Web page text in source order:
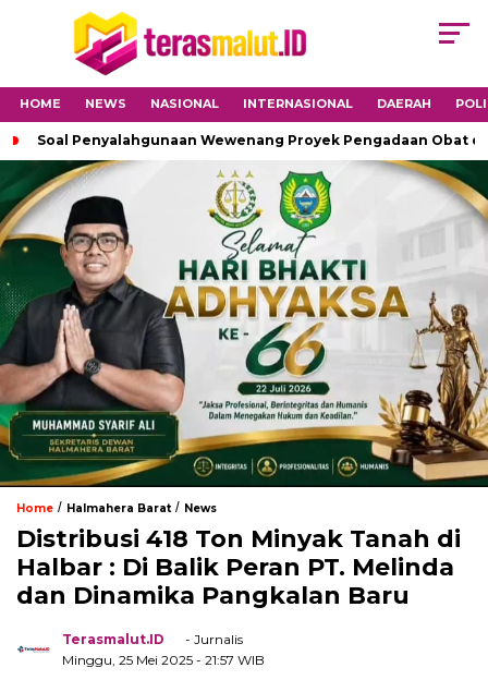
HOME NEWS NASIONAL INTERNASIONAL DAERAH
Soal Penyalahgunaan Wewenang Proyek Pengadaan Obat
Home / Halmahera Barat/ News
Distribusi 418 Ton Minyak Tanah di
Halbar : Di Balik Peran PT. Melinda
dan Dinamika Pangkalan Baru
Terasmalut.ID
- Jurnalis
Minggu, 25 Mei 2025 - 21:57 WIB